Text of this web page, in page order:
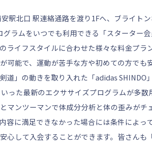
駅北口 駅連絡通路を渡り1Fへ、ブライト
グラムをいつでも利用できる「スターター
ライフスタイルに合わせた様々な料金プ
可能で、運動が苦手な方や初めての方で
道」の動きを取り入れた「adidas
った最新のエクササイズプログラムが多
マンツーマンで体成分分析と体の歪みが
容に満足できなかった場合には条件によ
心して入会することができます。皆さん